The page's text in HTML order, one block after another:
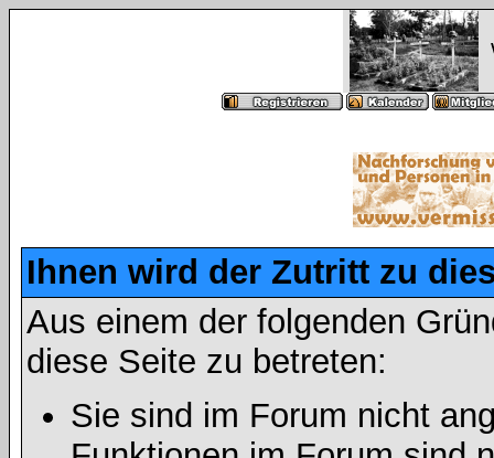
Ihnen wird der Zutritt zu
Aus einem der folgenden
diese Seite zu betreten:
Sie sind im Forum nicht